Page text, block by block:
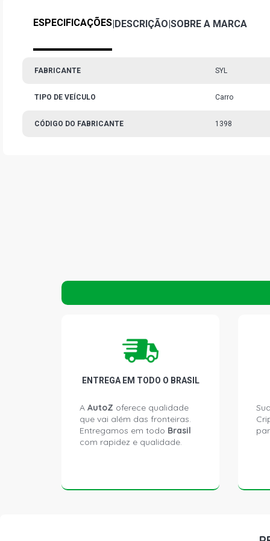
ESPECIFICAÇÕES|DESCRIÇÃO|SOBRE A MARCA
FABRICANTE SYL
TIPO DE VEÍCULO Carro
CÓDIGO DO FABRICANTE 1398
ENTREGA EM TODO O BRASIL
A AutoZ oferece qualidade
que vai além das fronteiras.
Entregamos em todo Brasil
com rapidez e qualidade.